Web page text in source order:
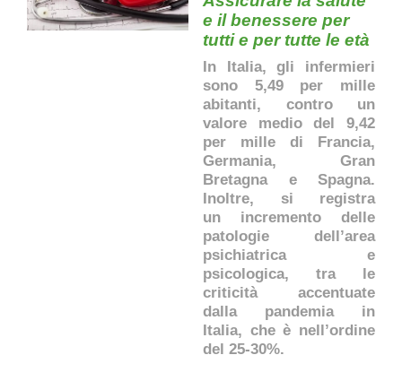
e il benessere per
tutti e per tutte le età
In Italia, gli infermieri
sono 5,49 per mille
abitanti, contro un
valore medio del 9,42
per mille di Francia,
Germania, Gran
Bretagna e Spagna.
Inoltre, si registra
un incremento delle
patologie dell’area
psichiatrica e
psicologica, tra le
criticità accentuate
dalla pandemia in
Italia, che è nell’ordine
del 25-30%.